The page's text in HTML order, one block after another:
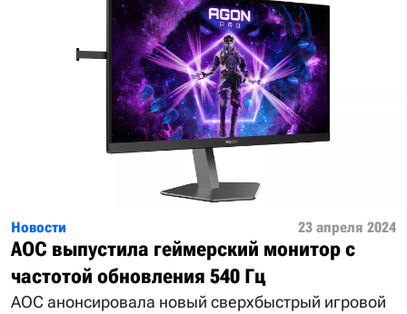
Новости 23 апреля 2024
AOC выпустила геймерский монитор с
частотой обновления 540 Гц
AOC анонсировала новый сверхбыстрый игровой